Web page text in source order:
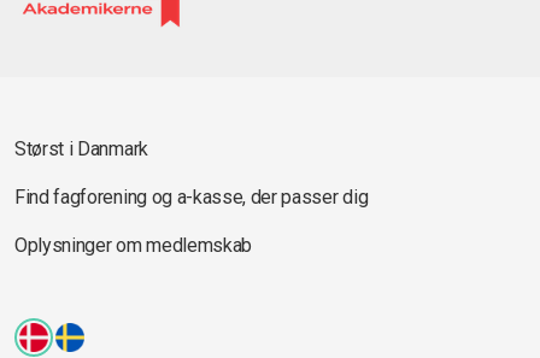
Størst i Danmark
Find fagforening og a-kasse, der passer dig
Oplysninger om medlemskab